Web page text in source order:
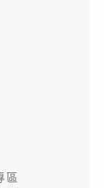
區